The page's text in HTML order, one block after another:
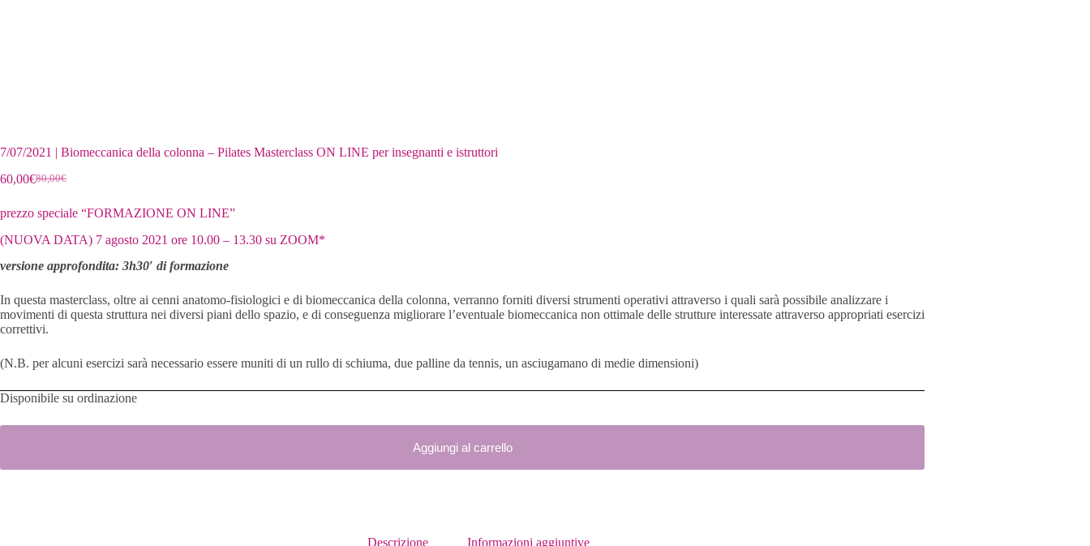
7/07/2021 | Biomeccanica della colonna – Pilates Masterclass ON LINE per insegnanti e istruttori
80,00€
Il
originale
80,00€.
60,00€Il
attuale
60,00€.
prezzo speciale “FORMAZIONE ON LINE”
(NUOVA DATA) 7 agosto 2021 ore 10.00 – 13.30 su ZOOM*
versione approfondita: 3h30′ di formazione
In questa masterclass, oltre ai cenni anatomo-fisiologici e di biomeccanica della colonna, verranno forniti diversi strumenti operativi attraverso i quali sarà possibile analizzare i
movimenti di questa struttura nei diversi piani dello spazio, e di conseguenza migliorare l’eventuale biomeccanica non ottimale delle strutture interessate attraverso appropriati esercizi
correttivi.
(N.B. per alcuni esercizi sarà necessario essere muniti di un rullo di schiuma, due palline da tennis, un asciugamano di medie dimensioni)
Disponibile su ordinazione
Aggiungi al carrello
Descrizione Informazioni aggiuntive